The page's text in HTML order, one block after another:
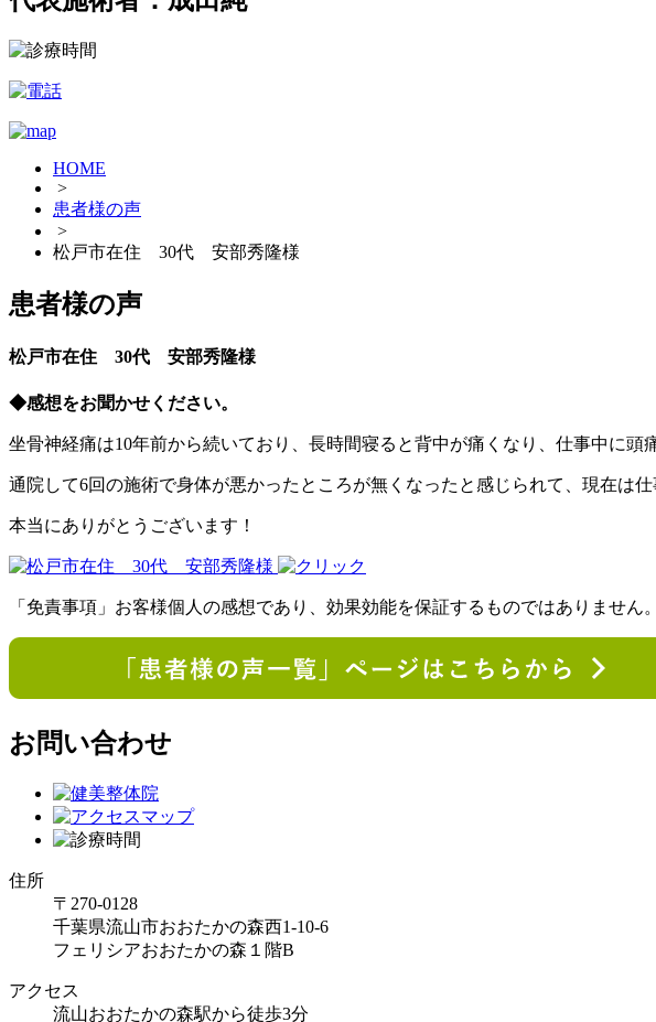
HOME
>
患者様の声
>
松戸市在住 30代 安部秀隆様
患者様の声
松戸市在住 30代 安部秀隆様
◆感想をお聞かせください。
坐骨神経痛は10年前から続いており、長時間寝ると背中が痛くなり、仕事中に
通院して6回の施術で身体が悪かったところが無くなったと感じられて、現在は
本当にありがとうございます！
「免責事項」お客様個人の感想であり、効果効能を保証するものではありません。
お問い合わせ
住所
〒270-0128
千葉県流山市おおたかの森西1-10-6
フェリシアおおたかの森１階B
アクセス
流山おおたかの森駅から徒歩3分